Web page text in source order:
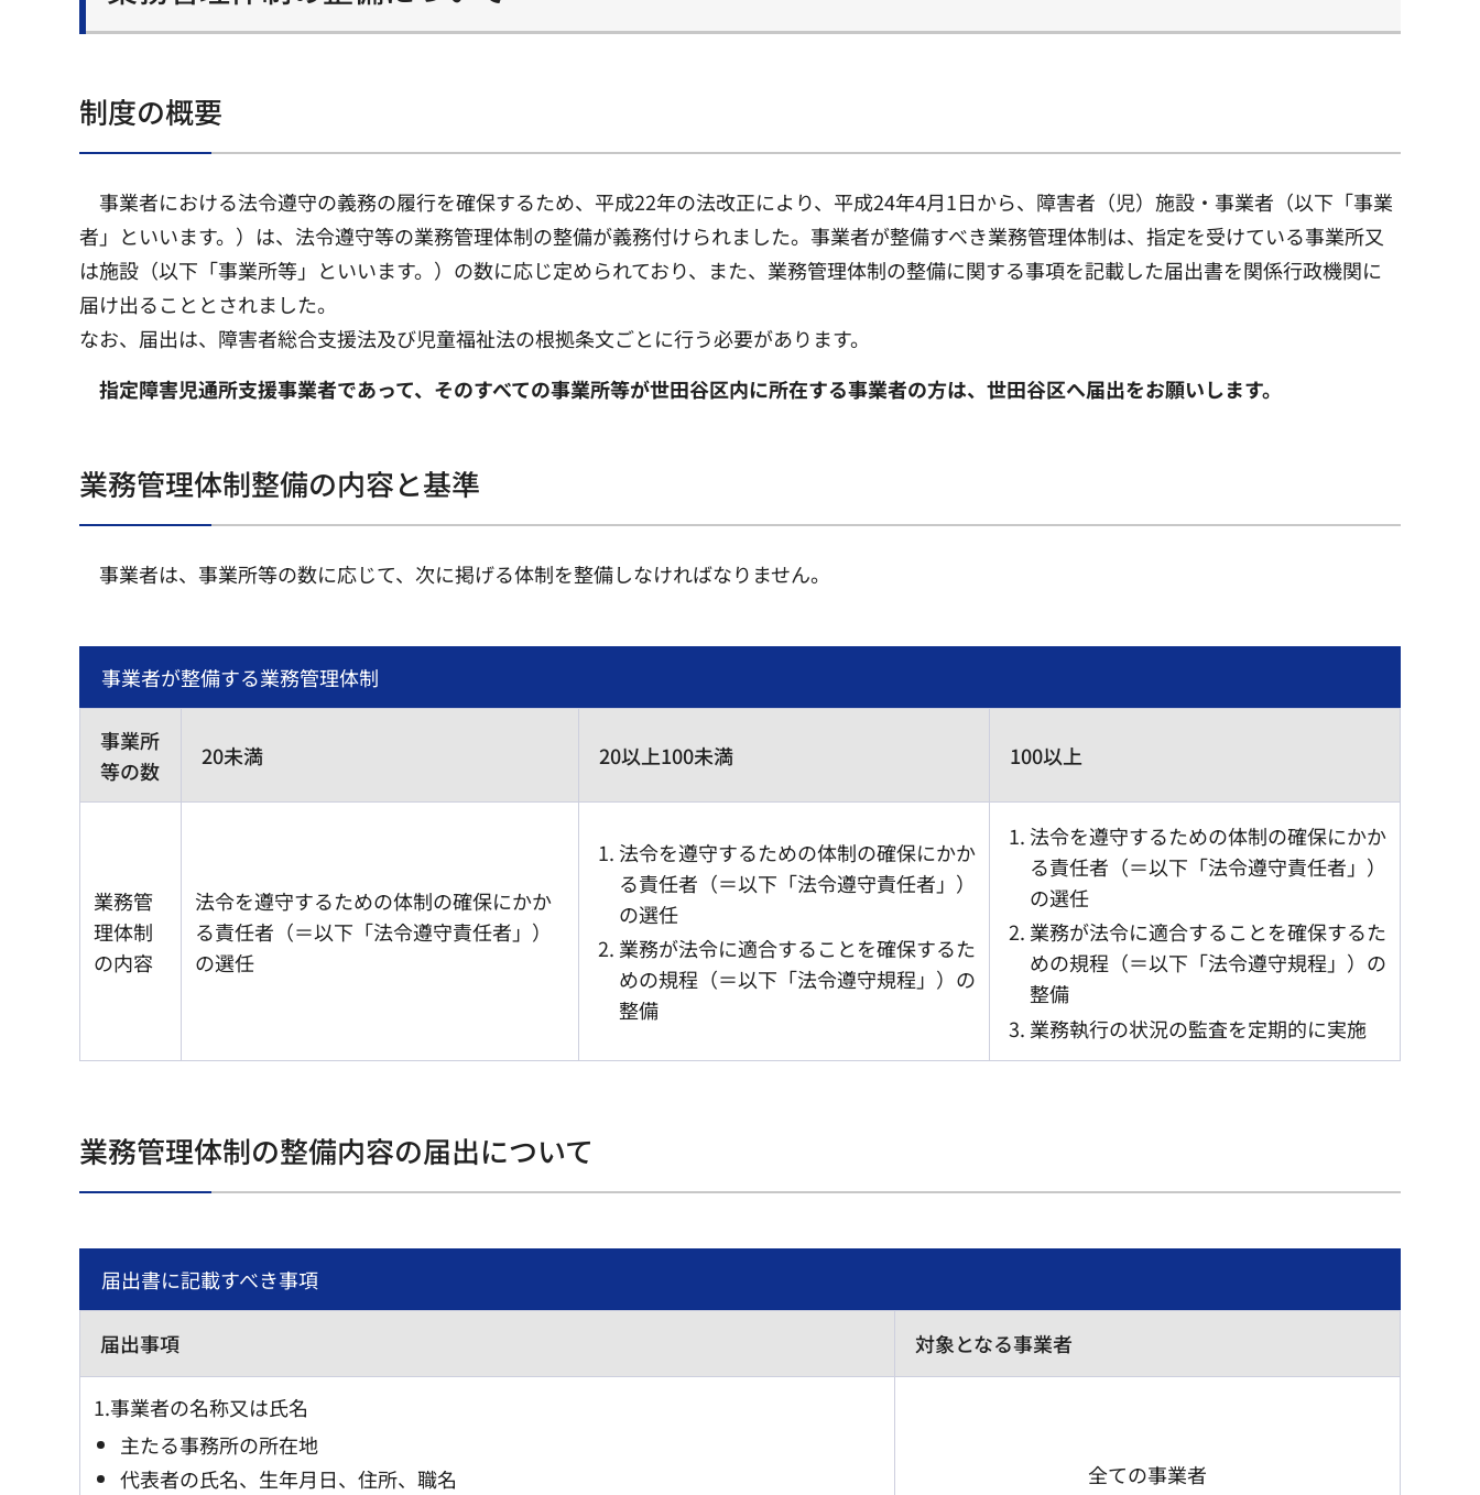
制度の概要
事業者における法令遵守の義務の履行を確保するため、平成22年の法改正により、平成24年4月1日から、障害者（児）施設・事業者（以下「事業
者」といいます。）は、法令遵守等の業務管理体制の整備が義務付けられました。事業者が整備すべき業務管理体制は、指定を受けている事業所又
は施設（以下「事業所等」といいます。）の数に応じ定められており、また、業務管理体制の整備に関する事項を記載した届出書を関係行政機関に
届け出ることとされました。
なお、届出は、障害者総合支援法及び児童福祉法の根拠条文ごとに行う必要があります。
指定障害児通所支援事業者であって、そのすべての事業所等が世田谷区内に所在する事業者の方は、世田谷区へ届出をお願いします。
業務管理体制整備の内容と基準
事業者は、事業所等の数に応じて、次に掲げる体制を整備しなければなりません。
事業者が整備する業務管理体制
事業所
等の数
20未満 20以上100未満 100以上
業務管
理体制
の内容
法令を遵守するための体制の確保にかか
る責任者（＝以下「法令遵守責任者」）
の選任
法令を遵守するための体制の確保にかか
る責任者（＝以下「法令遵守責任者」）
の選任
業務が法令に適合することを確保するた
めの規程（＝以下「法令遵守規程」）の
整備
法令を遵守するための体制の確保にかか
る責任者（＝以下「法令遵守責任者」）
の選任
業務が法令に適合することを確保するた
めの規程（＝以下「法令遵守規程」）の
整備
業務執行の状況の監査を定期的に実施
業務管理体制の整備内容の届出について
届出書に記載すべき事項
届出事項 対象となる事業者
1.事業者の名称又は氏名
主たる事務所の所在地
代表者の氏名、生年月日、住所、職名
全ての事業者